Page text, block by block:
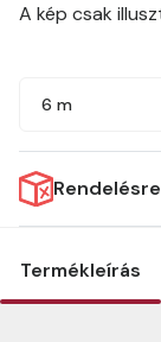
A kép csak
6 m
Rendelésre
Termékleírás